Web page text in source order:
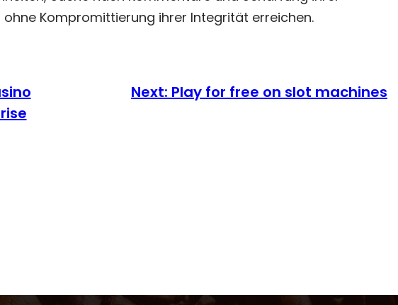
Kompromittierung ihrer Integrität erreichen.
Next: Play for free on slot machines